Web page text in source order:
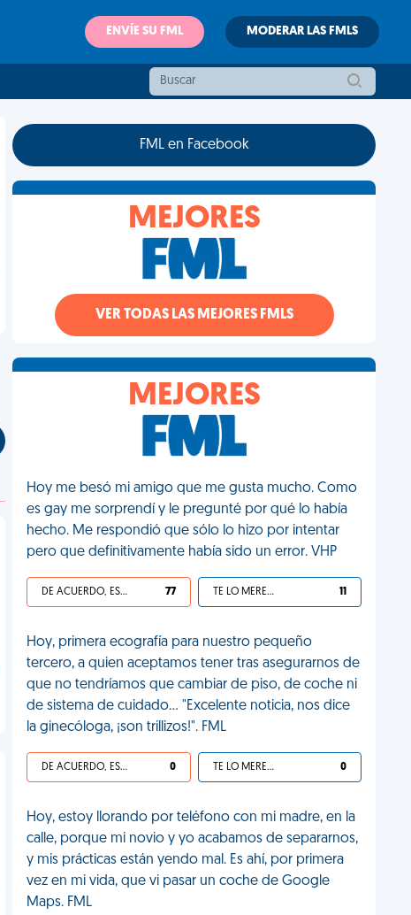
ENVÍE SU FML MODERAR LAS FMLS
FML en Facebook
MEJORES
VER TODAS LAS MEJORES FMLS
MEJORES
Hoy me besó mi amigo que me gusta mucho. Como
es gay me sorprendí y le pregunté por qué lo había
hecho. Me respondió que sólo lo hizo por intentar
pero que definitivamente había sido un error. VHP
DE ACUERDO, ES UNA VIDA HP 77 TE LO MERECES 11
Hoy, primera ecografía para nuestro pequeño
tercero, a quien aceptamos tener tras asegurarnos de
que no tendríamos que cambiar de piso, de coche ni
de sistema de cuidado... "Excelente noticia, nos dice
la ginecóloga, ¡son trillizos!". FML
DE ACUERDO, ES UNA VIDA HP 0 TE LO MERECES 0
Hoy, estoy llorando por teléfono con mi madre, en la
calle, porque mi novio y yo acabamos de separarnos,
y mis prácticas están yendo mal. Es ahí, por primera
vez en mi vida, que vi pasar un coche de Google
Maps. FML